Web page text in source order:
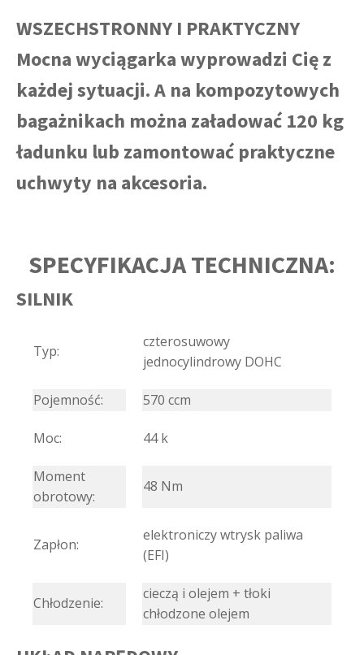
WSZECHSTRONNY I PRAKTYCZNY
Mocna wyciągarka wyprowadzi Cię z
każdej sytuacji. A na kompozytowych
bagażnikach można załadować 120 kg
ładunku lub zamontować praktyczne
uchwyty na akcesoria.
SPECYFIKACJA TECHNICZNA:
SILNIK
Typ:
czterosuwowy
jednocylindrowy DOHC
Pojemność: 570 ccm
Moc: 44 k
Moment
obrotowy:
48 Nm
Zapłon:
elektroniczy wtrysk paliwa
(EFI)
Chłodzenie:
cieczą i olejem + tłoki
chłodzone olejem